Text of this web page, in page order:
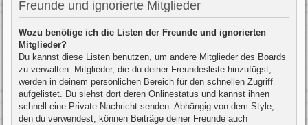
Freunde und ignorierte Mitglieder
Wozu benötige ich die Listen der Freunde und ignorierten
Mitglieder?
Du kannst diese Listen benutzen, um andere Mitglieder des Boards
zu verwalten. Mitglieder, die du deiner Freundesliste hinzufügst,
werden in deinem persönlichen Bereich für den schnellen Zugriff
aufgelistet. Du siehst dort deren Onlinestatus und kannst ihnen
schnell eine Private Nachricht senden. Abhängig von dem Style,
den du verwendest, können Beiträge deiner Freunde auch